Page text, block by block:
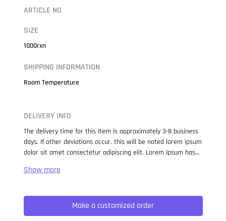
ARTICLE NO
SIZE
1000rxn
SHIPPING INFORMATION
Room Temperature
DELIVERY INFO
The delivery time for this item is approximately 3-8 business
days. If other deviations occur, this will be noted lorem ipsum
dolor sit amet consectetur adipiscing elit. Lorem Ipsum has
when an unknown printer took a galley of type and
not only five centuries, but also the leap into electronic
typesetting, remaining essentially unchanged. It was
popularised in the 1960s with the release of Letraset sheets
Make a customized order